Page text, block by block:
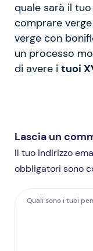
quale sarà il tuo
comprare
verge con
un processo
di avere i tuoi
Lascia un
Il tuo indirizzo
obbligatori sono